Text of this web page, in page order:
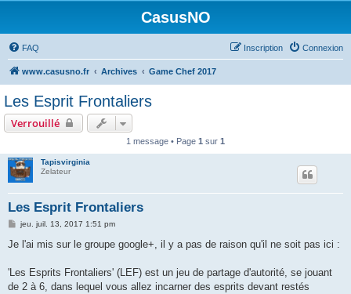
CasusNO
FAQ Connexion
Inscription
www.casusno.fr Archives Game Chef 2017
Les Esprit Frontaliers
Verrouillé
1 message • Page 1 sur 1
Tapisvirginia
Zelateur
Les Esprit Frontaliers
M
s
g
jeu. juil. 13, 2017 1:51 pm
Je l'ai mis sur le groupe google+, il y a pas de raison qu'il ne soit pas ici :
'Les Esprits Frontaliers' (LEF) est un jeu de partage d'autorité, se jouant
de 2 à 6, dans lequel vous allez incarner des esprits devant restés